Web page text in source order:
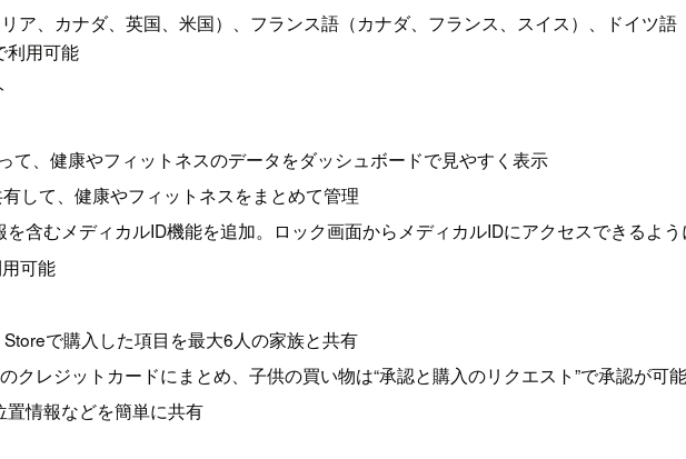
ア、カナダ、英国、米国）、フランス語（カナダ、フランス、スイス）、ドイツ
利用可能
て、健康やフィットネスのデータをダッシュボードで見やすく表示
して、健康やフィットネスをまとめて管理
含むメディカルID機能を追加。ロック画面からメディカルIDにアクセスできるよ
可能
で購入した項目を最大6人の家族と共有
クレジットカードにまとめ、子供の買い物は“承認と購入のリクエスト”で承認が可能
情報などを簡単に共有